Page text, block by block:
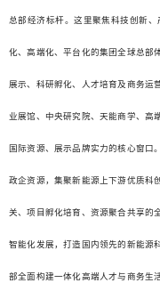
总部经济标杆。这里聚焦科技创新
化、高端化、平台化的集团全球总部
展示、科研孵化、人才培育及商务运
业展馆、中央研究院、天能商学、高
国际资源、展示品牌实力的核心窗口
政企资源，集聚新能源上下游优质科
关、项目孵化培育、资源聚合共享的
智能化发展，打造国内领先的新能源
部全面构建一体化高端人才与商务生